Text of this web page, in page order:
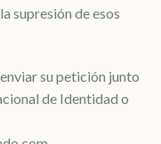
supresión de esos
su petición junto
de Identidad o